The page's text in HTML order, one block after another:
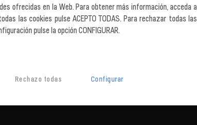
ofrecidas en la Web. Para obtener más información, acceda a
las cookies pulse ACEPTO TODAS. Para rechazar todas las
pulse la opción CONFIGURAR.
Rechazo todas Configurar